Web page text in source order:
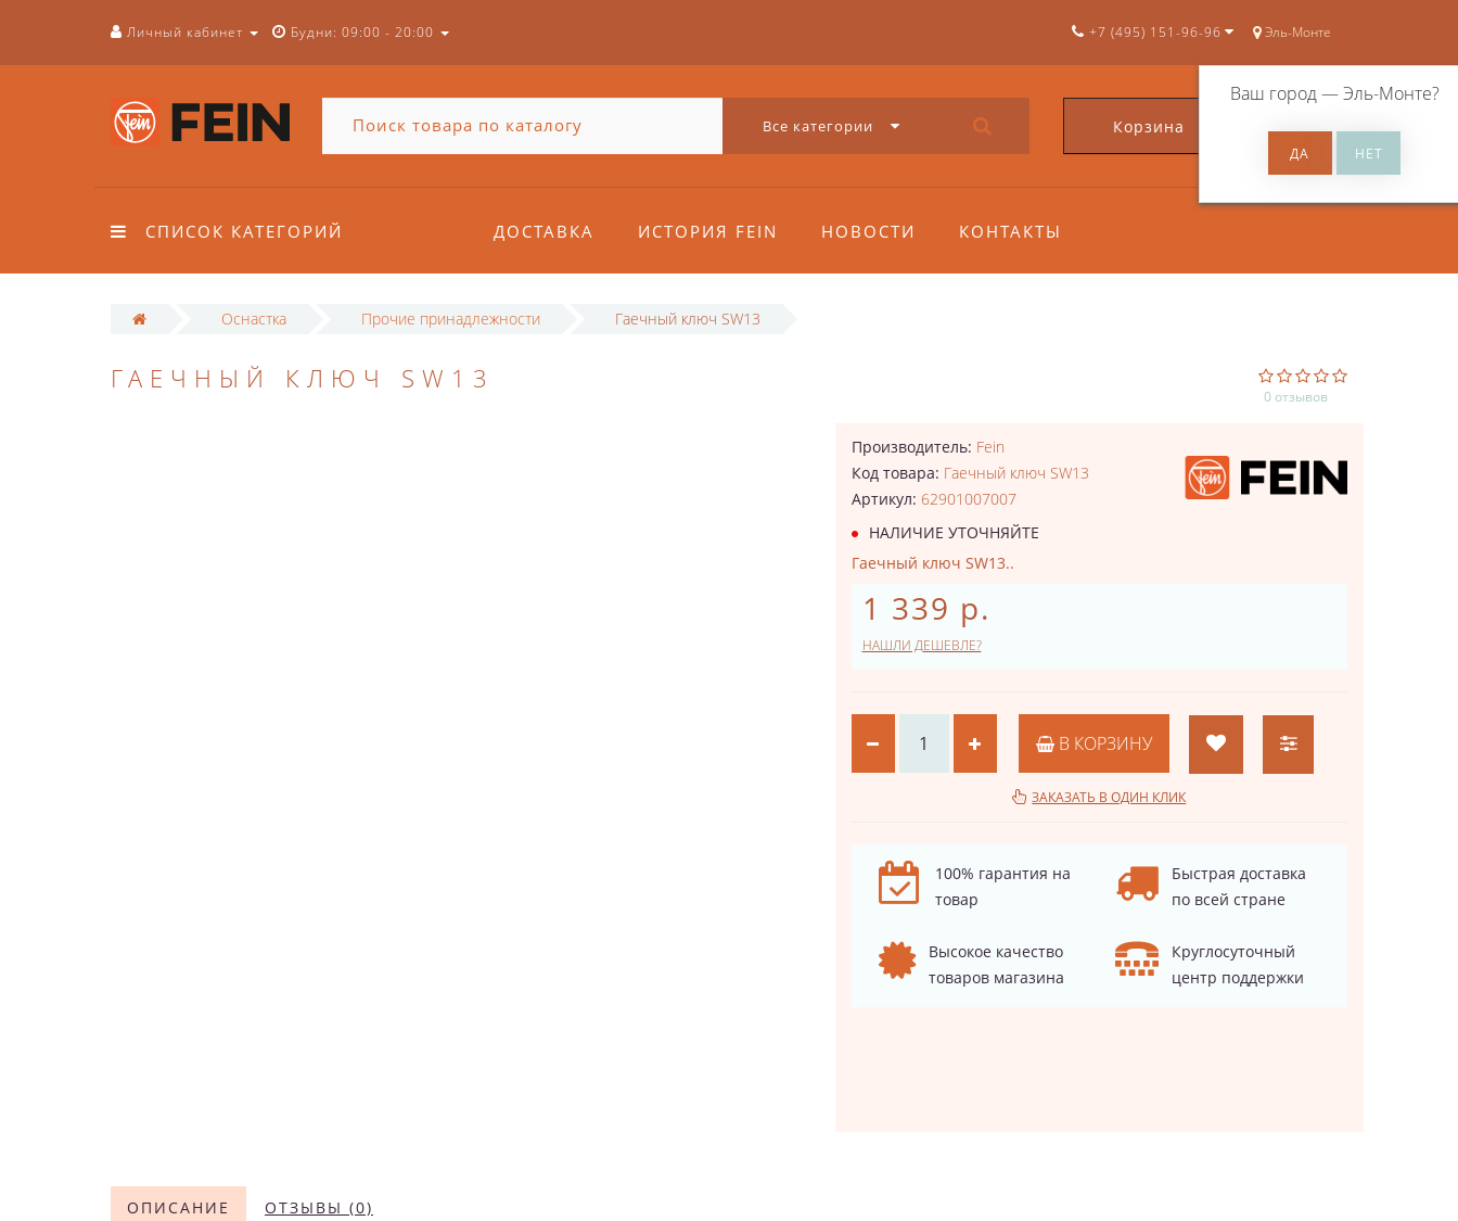
Личный кабинет Будни: 09:00 - 20:00 Эль-Монте
Ваш город —Эль-Монте?
+7 (495) 151-96-96
Все категории Корзина 0
СПИСОК КАТЕГОРИЙ ДОСТАВКА ИСТОРИЯ FEIN НОВОСТИ КОНТАКТЫ
Оснастка Прочие принадлежности Гаечный ключ SW13
ГАЕЧНЫЙ КЛЮЧ SW13
0 отзывов
Производитель: Fein
Код товара: Гаечный ключ SW13
Артикул: 62901007007
НАЛИЧИЕ УТОЧНЯЙТЕ
Гаечный ключ SW13..
1 339 р.
НАШЛИ ДЕШЕВЛЕ?
В КОРЗИНУ
ЗАКАЗАТЬ В ОДИН КЛИК
100% гарантия на
товар
Быстрая доставка
по всей стране
Высокое качество
товаров магазина
Круглосуточный
центр поддержки
ОПИСАНИЕ ОТЗЫВЫ (0)